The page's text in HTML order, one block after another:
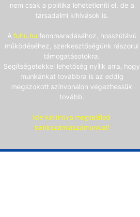
nem csak a politika lehetetleníti el, de a
társadalmi kihívások is.
A fuhu.hu fennmaradásához, hosszútávú
működéséhez, szerkesztőségünk rászorul
támogatásotokra.
Segítségetekkel lehetőség nyílik arra, hogy
munkánkat továbbra is az eddig
megszokott színvonalon végezhessük
tovább.
Ide kattintva megtalálod
bankszámlaszámunkat!